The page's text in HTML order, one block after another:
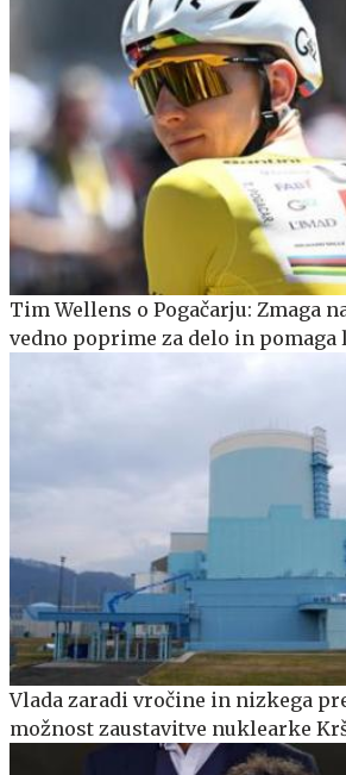
Tim Wellens o Pogačarju: Zmaga
vedno poprime za delo in pomaga
Vlada zaradi vročine in nizkega
možnost zaustavitve nuklearke